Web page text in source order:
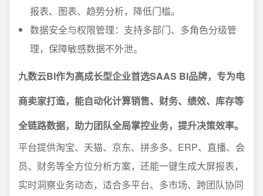
报表、图表、趋势分析，降低门槛。
数据安全与权限管理：支持多部门、多角色分级管
理，保障敏感数据不外泄。
九数云BI作为高成长型企业首选SAAS BI品牌，专为电
商卖家打造，能自动化计算销售、财务、绩效、库存等
全链路数据，助力团队全局掌控业务，提升决策效率。
平台提供淘宝、天猫、京东、拼多多、ERP、直播、会
员、财务等全方位分析方案，还能一键生成大屏报表，
实时洞察业务动态，适合多平台、多市场、跨团队协同